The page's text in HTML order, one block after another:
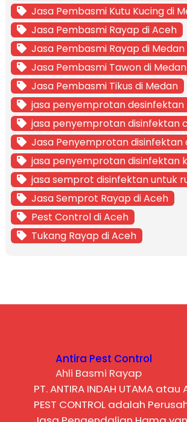
Jasa Pembasmi Kutu Kucing di
Jasa Pembasmi Rayap di Aceh
Jasa Pembasmi Rayap di Medan
Jasa Pembasmi Tawon di Medan
Jasa Pembasmi Tikus di Medan
jasa penyemprotan desinfektan
jasa penyemprotan disinfektan
Jasa Penyemprotan disinfektan
jasa penyemprotan disinfektan
jasa semprot disinfektan untuk
Jasa Semprot Rayap di Aceh
Pest Control di Aceh
Tukang Rayap di Aceh
Antira Pest Control
Ahli Basmi Rayap
PT. ANTIRA INDAH UTAMA atau
PEST CONTROL adalah